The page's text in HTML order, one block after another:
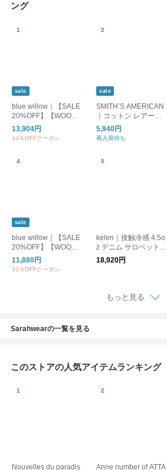
ング
sale
blue willow｜【SALE
20%OFF】【WOODY
別注カラー】リネンオ
ールインワン レディ
ラック ブラウン 茶色
13,904円
10％OFFクーポン
sale
SMITH’S AMERICAN
｜コットン レアール
オーバーオール “LES
HALLES overall” 547
5-1170-yo
5,940円
再入荷待ち
sale
blue willow｜【SALE
20%OFF】【WOODY
別注】リネンサロペッ
ト レディース オール
11,880円
10％OFFクーポン
kelen｜接触冷感 4.5o
z デニム サロペット S
ANU lkl26fpt2154
18,920円
もっと見る
Sarahwearの一覧を見る
このストアの人気アイテムランキング
Nouvelles du paradis
Anne number of ATTA